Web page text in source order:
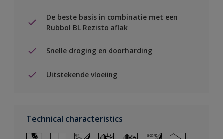
De beste basis in combinatie met een
Rubbol BL Rezisto aflak
Snelle droging en doorharding
Uitstekende vloeiing
Technical characteristics